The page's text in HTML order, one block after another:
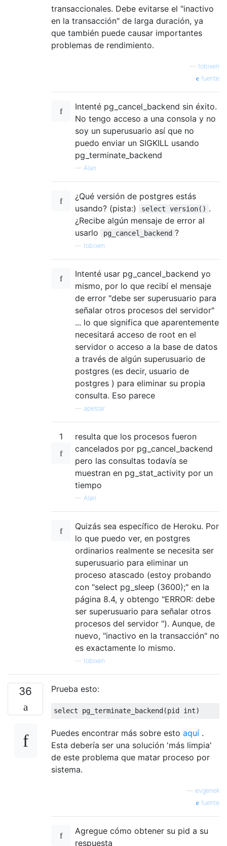
transaccionales. Debe evitarse el "inactivo
en la transacción" de larga duración, ya
que también puede causar importantes
problemas de rendimiento.
tobixen
fuente
Intenté pg_cancel_backend sin éxito.
No tengo acceso a una consola y no
soy un superusuario así que no
puedo enviar un SIGKILL usando
pg_terminate_backend
— Alan
¿Qué versión de postgres estás
usando? (pista:)
select version() .
¿Recibe algún mensaje de error al
usarlo
pg_cancel_backend ?
tobixen
Intenté usar pg_cancel_backend yo
mismo, por lo que recibí el mensaje
de error "debe ser superusuario para
señalar otros procesos del servidor"
... lo que significa que aparentemente
necesitará acceso de root en el
servidor o acceso a la base de datos
a través de algún superusuario de
postgres (es decir, usuario de
postgres ) para eliminar su propia
consulta. Eso parece
apestar
1
resulta que los procesos fueron
cancelados por pg_cancel_backend
pero las consultas todavía se
muestran en pg_stat_activity por un
tiempo
— Alan
Quizás sea específico de Heroku. Por
lo que puedo ver, en postgres
ordinarios realmente se necesita ser
superusuario para eliminar un
proceso atascado (estoy probando
con "select pg_sleep (3600);" en la
página 8.4, y obtengo "ERROR: debe
ser superusuario para señalar otros
procesos del servidor "). Aunque, de
nuevo, "inactivo en la transacción" no
es exactamente lo mismo.
tobixen
36 Prueba esto:
select pg_terminate_backend(pid int)
Puedes encontrar más sobre esto aquí .
Esta debería ser una solución 'más limpia'
de este problema que matar proceso por
sistema.
evgenek
fuente
Agregue cómo obtener su pid a su
respuesta